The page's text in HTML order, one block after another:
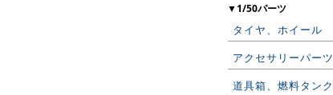
▼1/50パーツ
タイヤ、ホイール
アクセサリーパーツ
道具箱、燃料タンク